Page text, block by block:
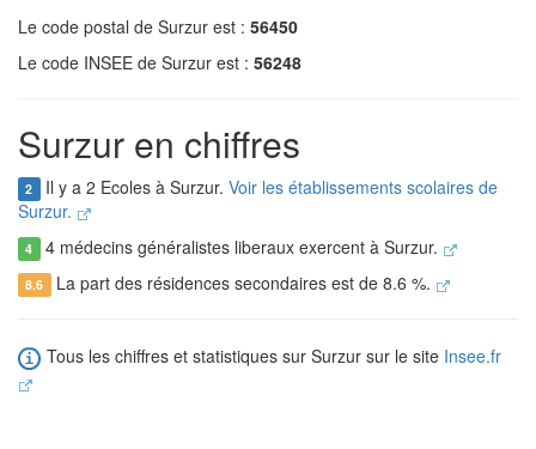
Le code postal de Surzur est : 56450
Le code INSEE de Surzur est : 56248
Surzur en chiffres
2 Il y a 2 Ecoles à Surzur. Voir les établissements scolaires de
Surzur.
4 4 médecins généralistes liberaux exercent à Surzur.
8.6 La part des résidences secondaires est de 8.6 %.
Tous les chiffres et statistiques sur Surzur sur le site Insee.fr